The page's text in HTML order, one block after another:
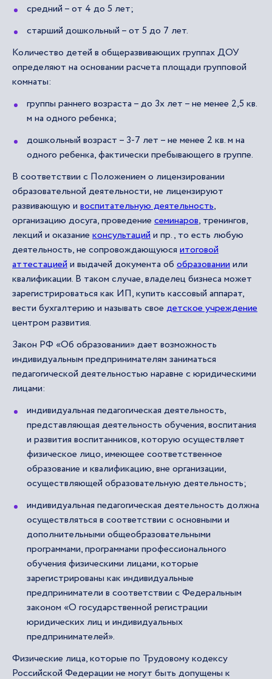
средний – от 4 до 5 лет;
старший дошкольный – от 5 до 7 лет.
Количество детей в общеразвивающих группах ДОУ
определяют на основании расчета площади групповой
комнаты:
группы раннего возраста – до 3х лет – не менее 2,5 кв.
м на одного ребенка;
дошкольный возраст – 3-7 лет – не менее 2 кв. м на
одного ребенка, фактически пребывающего в группе.
В соответствии с Положением о лицензировании
образовательной деятельности, не лицензируют
развивающую и воспитательную деятельность,
организацию досуга, проведение семинаров, тренингов,
лекций и оказание консультацийи пр., то есть любую
деятельность, не сопровождающуюся итоговой
аттестациейи выдачей документа об образованииили
квалификации. В таком случае, владелец бизнеса может
зарегистрироваться как ИП, купить кассовый аппарат,
вести бухгалтерию и называть свое детское учреждение
центром развития.
Закон РФ «Об образовании» дает возможность
индивидуальным предпринимателям заниматься
педагогической деятельностью наравне с юридическими
лицами:
индивидуальная педагогическая деятельность,
представляющая деятельность обучения, воспитания
и развития воспитанников, которую осуществляет
физическое лицо, имеющее соответственное
образование и квалификацию, вне организации,
осуществляющей образовательную деятельность;
индивидуальная педагогическая деятельность должна
осуществляться в соответствии с основными и
дополнительными общеобразовательными
программами, программами профессионального
обучения физическими лицами, которые
зарегистрированы как индивидуальные
предприниматели в соответствии с Федеральным
законом «О государственной регистрации
юридических лиц и индивидуальных
предпринимателей».
Физические лица, которые по Трудовому кодексу
Российской Федерации не могут быть допущены к